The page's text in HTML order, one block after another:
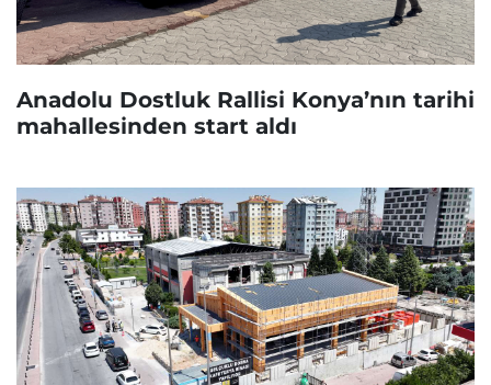
Anadolu Dostluk Rallisi Konya’nın tarihi
mahallesinden start aldı